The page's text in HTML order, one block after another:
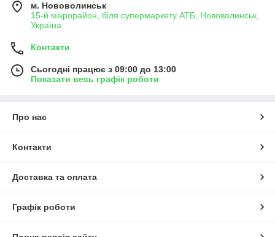
м. Нововолинськ
15-й мікрорайон, біля супермаркету АТБ, Нововолинськ,
Україна
Контакти
Сьогодні працює з 09:00 до 13:00
Показати весь графік роботи
Про нас
Контакти
Доставка та оплата
Графік роботи